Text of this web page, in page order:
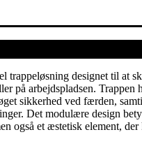
designet til at
på arbejdspladsen.
sikkerhed ved færden,
Det modulære design
også et æstetisk element,